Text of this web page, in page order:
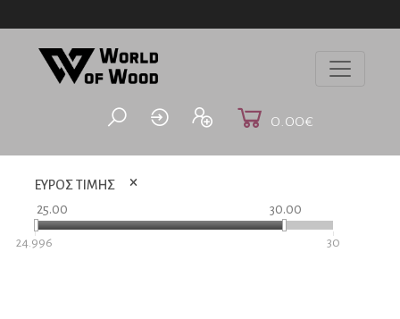
0.00€
ΕΥΡΟΣ ΤΙΜΗΣ
25.00
30.00
24.996 30